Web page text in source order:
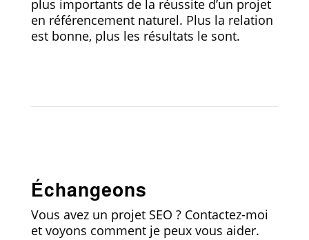
plus importants de la réussite d’un projet
en référencement naturel. Plus la relation
est bonne, plus les résultats le sont.
Échangeons
Vous avez un projet SEO ? Contactez-moi
et voyons comment je peux vous aider.